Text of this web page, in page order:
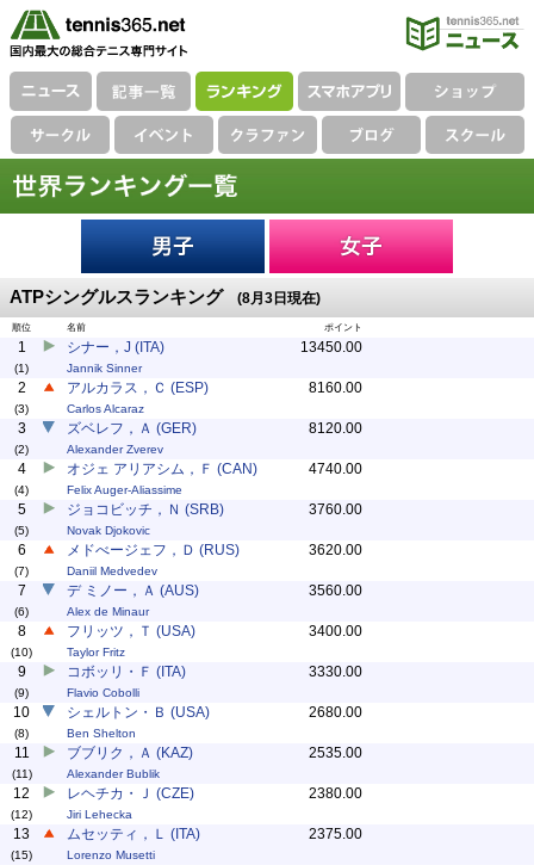
ATPシングルスランキング (8月3日現在)
順位 名前 ポイント
1
(1)
シナー，J (ITA)
Jannik Sinner
13450.00
2
(3)
アルカラス，Ｃ (ESP)
Carlos Alcaraz
8160.00
3
(2)
ズベレフ，Ａ (GER)
Alexander Zverev
8120.00
4
(4)
オジェ アリアシム，Ｆ (CAN)
Felix Auger-Aliassime
4740.00
5
(5)
ジョコビッチ，Ｎ (SRB)
Novak Djokovic
3760.00
6
(7)
メドべージェフ，Ｄ (RUS)
Daniil Medvedev
3620.00
7
(6)
デ ミノー，Ａ (AUS)
Alex de Minaur
3560.00
8
(10)
フリッツ，Ｔ (USA)
Taylor Fritz
3400.00
9
(9)
コボッリ・Ｆ (ITA)
Flavio Cobolli
3330.00
10
(8)
シェルトン・Ｂ (USA)
Ben Shelton
2680.00
11
(11)
ブブリク，Ａ (KAZ)
Alexander Bublik
2535.00
12
(12)
レヘチカ・Ｊ (CZE)
Jiri Lehecka
2380.00
13
(15)
ムセッティ，Ｌ (ITA)
Lorenzo Musetti
2375.00